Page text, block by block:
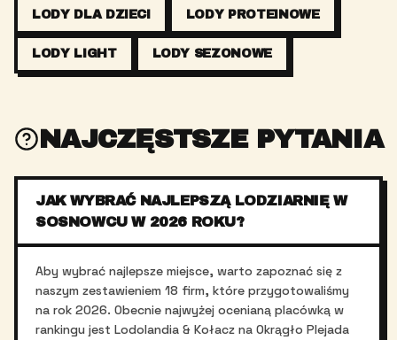
LODY DLA DZIECI LODY PROTEINOWE
LODY LIGHT LODY SEZONOWE
NAJCZĘSTSZE PYTANIA
JAK WYBRAĆ NAJLEPSZĄ LODZIARNIĘ W
SOSNOWCU W 2026 ROKU?
Aby wybrać najlepsze miejsce, warto zapoznać się z
naszym zestawieniem 18 firm, które przygotowaliśmy
na rok 2026. Obecnie najwyżej ocenianą placówką w
rankingu jest Lodolandia & Kołacz na Okrągło Plejada